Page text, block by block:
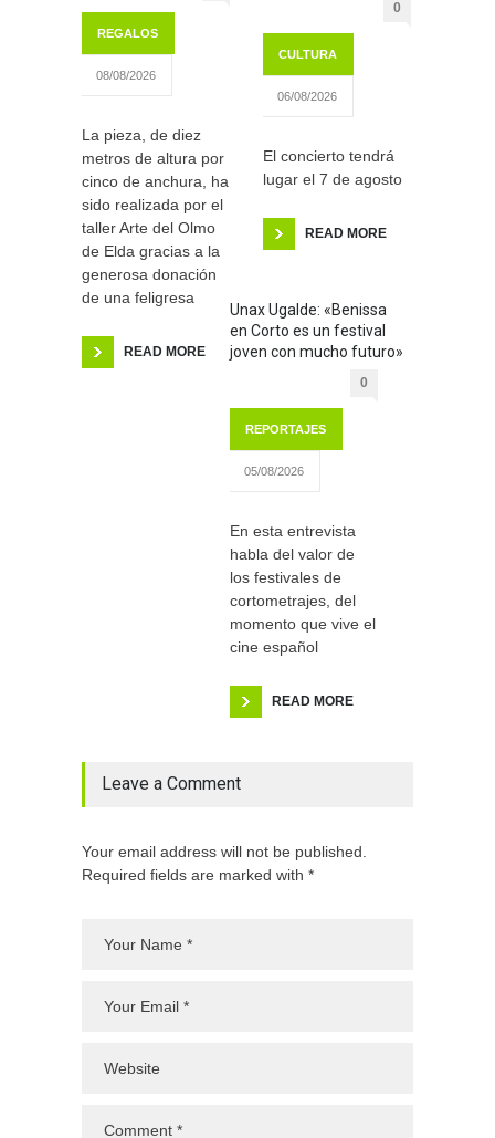
REGALOS
08/08/2026
La pieza, de diez
metros de altura por
cinco de anchura, ha
sido realizada por el
taller Arte del Olmo
de Elda gracias a la
generosa donación
de una feligresa
READ MORE
0
CULTURA
06/08/2026
El concierto tendrá
lugar el 7 de agosto
READ MORE
Unax Ugalde: «Benissa
en Corto es un festival
joven con mucho futuro»
0
REPORTAJES
05/08/2026
En esta entrevista
habla del valor de
los festivales de
cortometrajes, del
momento que vive el
cine español
READ MORE
Leave a Comment
Your email address will not be published.
Required fields are marked with *